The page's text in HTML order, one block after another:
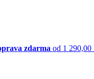
zdarma od 1 290,00